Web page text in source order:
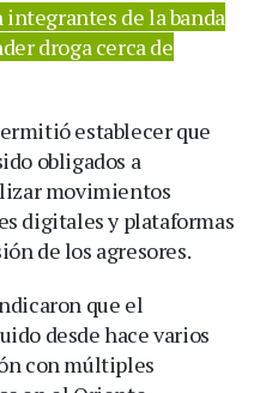
integrantes de la banda
droga cerca de
establecer que
obligados a
movimientos
digitales y plataformas
de los agresores.
que el
desde hace varios
con múltiples